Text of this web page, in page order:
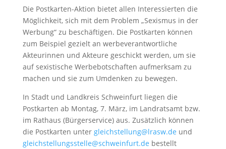
Die Postkarten-Aktion bietet allen Interessierten die
Möglichkeit, sich mit dem Problem „Sexismus in der
Werbung“ zu beschäftigen. Die Postkarten können
zum Beispiel gezielt an werbeverantwortliche
Akteurinnen und Akteure geschickt werden, um sie
auf sexistische Werbebotschaften aufmerksam zu
machen und sie zum Umdenken zu bewegen.
In Stadt und Landkreis Schweinfurt liegen die
Postkarten ab Montag, 7. März, im Landratsamt bzw.
im Rathaus (Bürgerservice) aus. Zusätzlich können
die Postkarten unter gleichstellung@lrasw.de und
gleichstellungsstelle@schweinfurt.de bestellt